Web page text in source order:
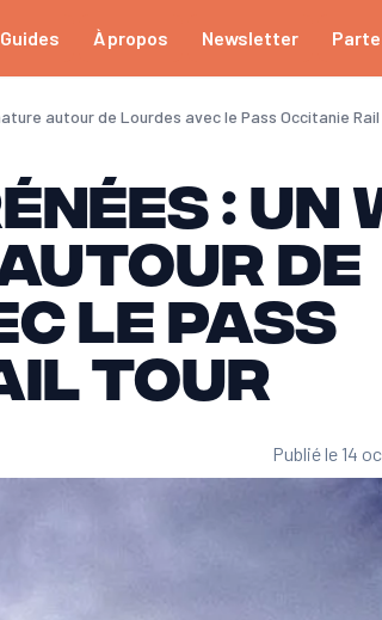
Guides À propos Newsletter
autour de Lourdes avec le Pass Occitanie
: un
de
le Pass
Tour
Publié le 14